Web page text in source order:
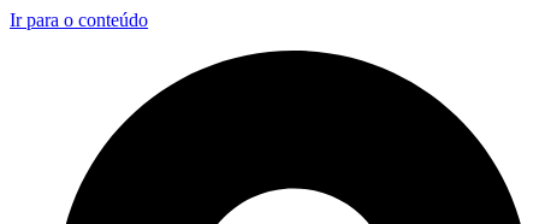
Ir para o conteúdo